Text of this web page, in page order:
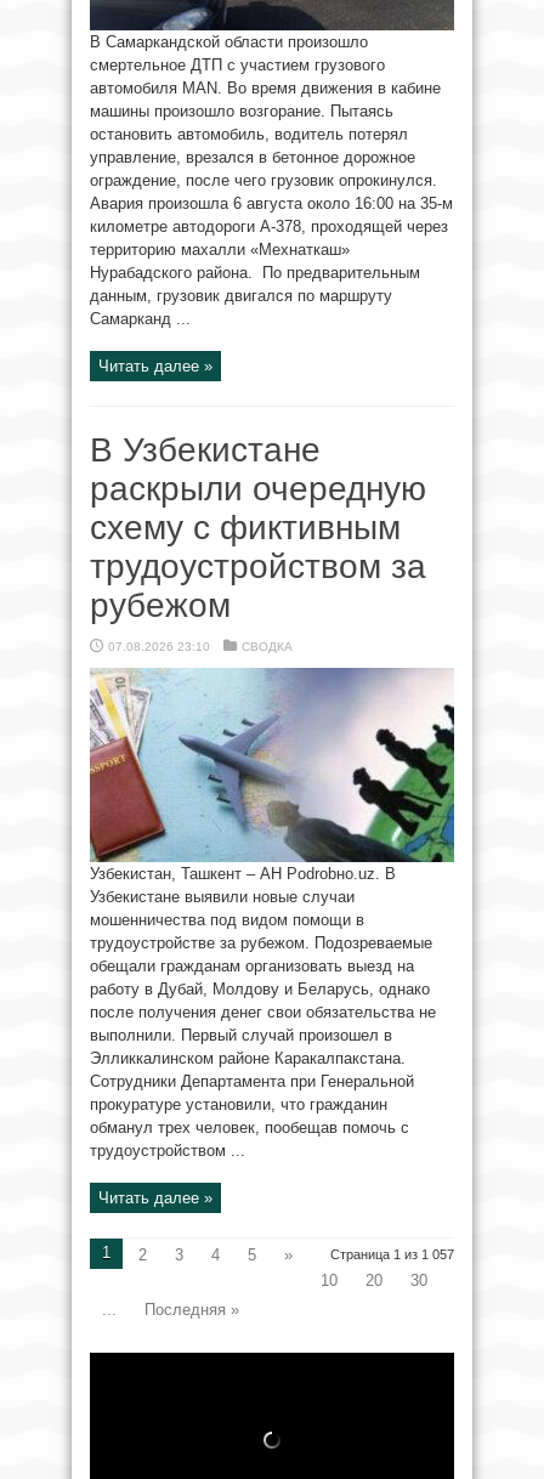
В Самаркандской области произошло
смертельное ДТП с участием грузового
автомобиля MAN. Во время движения в кабине
машины произошло возгорание. Пытаясь
остановить автомобиль, водитель потерял
управление, врезался в бетонное дорожное
ограждение, после чего грузовик опрокинулся.
Авария произошла 6 августа около 16:00 на 35-м
километре автодороги А-378, проходящей через
территорию махалли «Мехнаткаш»
Нурабадского района. По предварительным
данным, грузовик двигался по маршруту
Самарканд ...
Читать далее »
В Узбекистане
раскрыли очередную
схему с фиктивным
трудоустройством за
рубежом
07.08.2026 23:10 СВОДКА
Узбекистан, Ташкент – АН Podrobно.uz. В
Узбекистане выявили новые случаи
мошенничества под видом помощи в
трудоустройстве за рубежом. Подозреваемые
обещали гражданам организовать выезд на
работу в Дубай, Молдову и Беларусь, однако
после получения денег свои обязательства не
выполнили. Первый случай произошел в
Элликкалинском районе Каракалпакстана.
Сотрудники Департамента при Генеральной
прокуратуре установили, что гражданин
обманул трех человек, пообещав помочь с
трудоустройством ...
Читать далее »
Страница 1 из 1 057
1 2 3 4 5
»
10
20
30
...
Последняя »